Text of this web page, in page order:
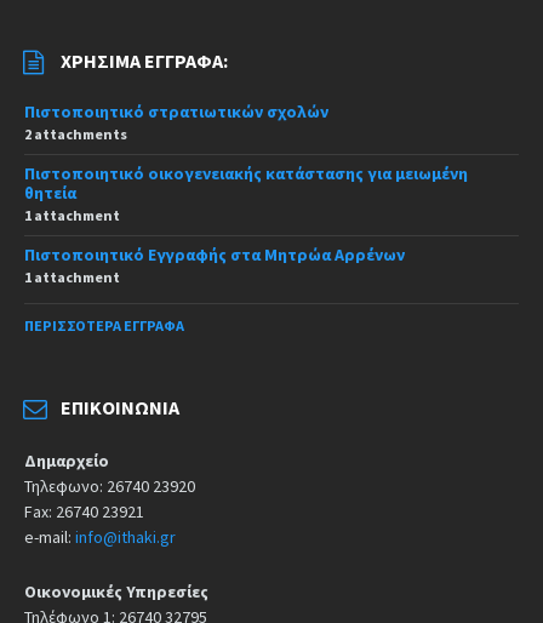
ΧΡΉΣΙΜΑ ΈΓΓΡΑΦΑ:
Πιστοποιητικό στρατιωτικών σχολών
2 attachments
Πιστοποιητικό οικογενειακής κατάστασης για μειωμένη
θητεία
1 attachment
Πιστοποιητικό Εγγραφής στα Μητρώα Αρρένων
1 attachment
ΠΕΡΙΣΣΌΤΕΡΑ ΈΓΓΡΑΦΑ
ΕΠΙΚΟΙΝΩΝΊΑ
Δημαρχείο
Τηλεφωνο: 26740 23920
Fax: 26740 23921
e-mail: info@ithaki.gr
Οικονομικές Υπηρεσίες
Τηλέφωνο 1: 26740 32795